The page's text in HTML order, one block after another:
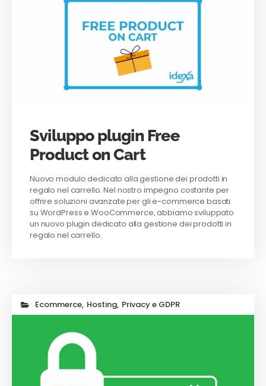
Sviluppo plugin Free
Product on Cart
Nuovo modulo dedicato alla gestione dei prodotti in
regalo nel carrello. Nel nostro impegno costante per
offrire soluzioni avanzate per gli e-commerce basati
su WordPress e WooCommerce, abbiamo sviluppato
un nuovo plugin dedicato alla gestione dei prodotti in
regalo nel carrello.
Ecommerce, Hosting, Privacy e GDPR